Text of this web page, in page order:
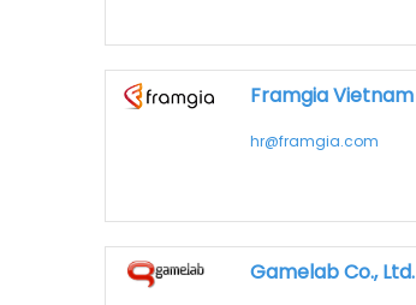
Framgia Vietnam
hr@framgia.com
Gamelab Co., Ltd.